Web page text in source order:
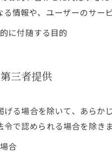
る情報や、ユーザーのサー
に付随する目的
三者提供
げる場合を除いて、あら
で認められる場合を除きま
合